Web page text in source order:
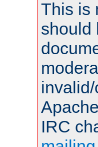
This is
should
IRC